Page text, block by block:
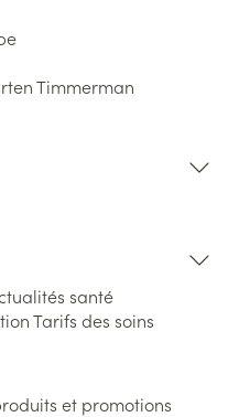
Timmerman
santé
Tarifs des soins
et promotions